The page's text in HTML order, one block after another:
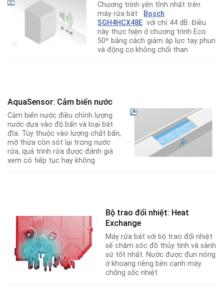
Chương trình yên tĩnh nhất trên
máy rửa bát
Bosch
SGH4HCX48E với chỉ 44 dB. Điều
này thực hiện ở chương trình Eco
50º bằng cách giảm áp lực tay phun
và động cơ không chổi than
AquaSensor: Cảm biến nước
Cảm biến nước điều chỉnh lượng
nước dựa vào độ bẩn và loại bát
đĩa. Tùy thuộc vào lượng chất bẩn,
mỡ thừa còn sót lại trong nước
rửa, quá trình rửa được đánh giá
xem có tiếp tục hay không
Bộ trao đổi nhiệt: Heat
Exchange
Máy rửa bát với bộ trao đổi nhiệt
sẽ chăm sóc đồ thủy tính và sành
sứ tốt nhất. Nước được đun nóng
ở khoang riêng bên cạnh máy
chống sốc nhiệt